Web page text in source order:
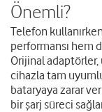
Önemli?
Telefon
performansı hem
Orijinal
cihazla tam
bataryaya zarar
bir şarj süreci